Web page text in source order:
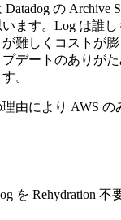
の Archive
ます。Log は誰
難しくコストが
デートのありが
。
由により AWS の
を Rehydration 不